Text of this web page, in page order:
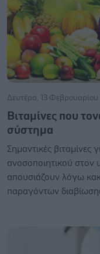
Δευτέρα, 13 Φεβρουαρίου
Βιταμίνες που
σύστημα
Σημαντικές βιταμίνες
ανοσοποιητικού στον
απουσιάζουν λόγω
παραγόντων